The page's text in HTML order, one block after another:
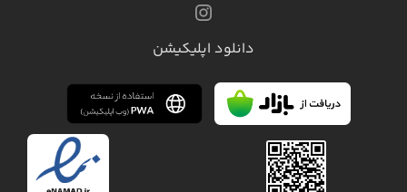
دانلود اپلیکیشن